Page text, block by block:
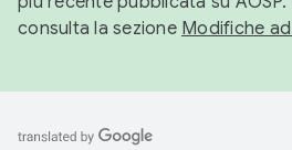
consulta la sezione Modifiche ad